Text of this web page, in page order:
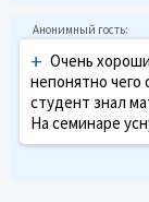
+ Очень
непонятно чего
студент знал
На семинаре